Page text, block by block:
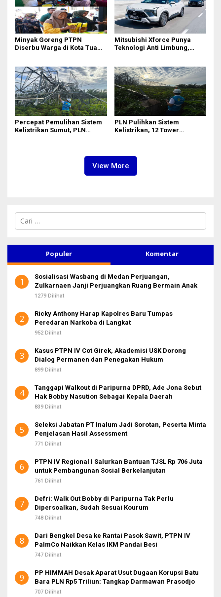
Minyak Goreng PTPN
Diserbu Warga di Kota Tua
Mitsubishi Xforce Punya
Teknologi Anti Limbung,
Percepat Pemulihan Sistem
Kelistrikan Sumut, PLN
PLN Pulihkan Sistem
Kelistrikan, 12 Tower
View More
C
i
n
u
k
Populer Komentar
1
Sosialisasi Wasbang di Medan Perjuangan,
Zulkarnaen Janji Perjuangkan Ruang Bermain Anak
1279 Dilihat
2
Ricky Anthony Harap Kapolres Baru Tumpas
Peredaran Narkoba di Langkat
952 Dilihat
3
Kasus PTPN IV Cot Girek, Akademisi USK Dorong
Dialog Permanen dan Penegakan Hukum
899 Dilihat
4
Tanggapi Walkout di Paripurna DPRD, Ade Jona Sebut
Hak Bobby Nasution Sebagai Kepala Daerah
839 Dilihat
5
Seleksi Jabatan PT Inalum Jadi Sorotan, Peserta Minta
Penjelasan Hasil Assessment
771 Dilihat
6
PTPN IV Regional I Salurkan Bantuan TJSL Rp 706 Juta
untuk Pembangunan Sosial Berkelanjutan
761 Dilihat
7
Defri: Walk Out Bobby di Paripurna Tak Perlu
Dipersoalkan, Sudah Sesuai Kourum
748 Dilihat
8
Dari Bengkel Desa ke Rantai Pasok Sawit, PTPN IV
PalmCo Naikkan Kelas IKM Pandai Besi
747 Dilihat
9
PP HIMMAH Desak Aparat Usut Dugaan Korupsi Batu
Bara PLN Rp5 Triliun: Tangkap Darmawan Prasodjo
707 Dilihat